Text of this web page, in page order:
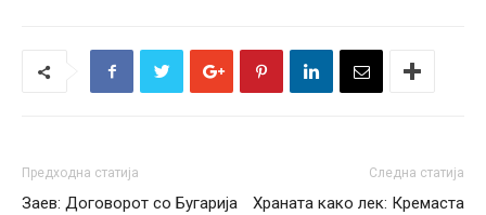
Предходна статија
Заев: Договорот со Бугарија
Следна статија
Храната како лек: Кремаста